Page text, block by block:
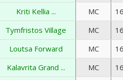
Kriti Kellia ...
MC
Tymfristos Village
MC
Loutsa Forward
MC
Kalavrita Grand ...
MC